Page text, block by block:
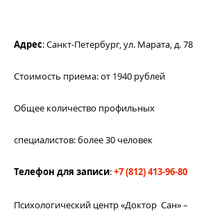
Адрес: Санкт-Петербург, ул. Марата, д. 78
Стоимость приема: от 1940 рублей
Общее количество профильных
специалистов: более 30 человек
Телефон для записи:+7 (812) 413-96-80
Психологический центр «Доктор Сан» –